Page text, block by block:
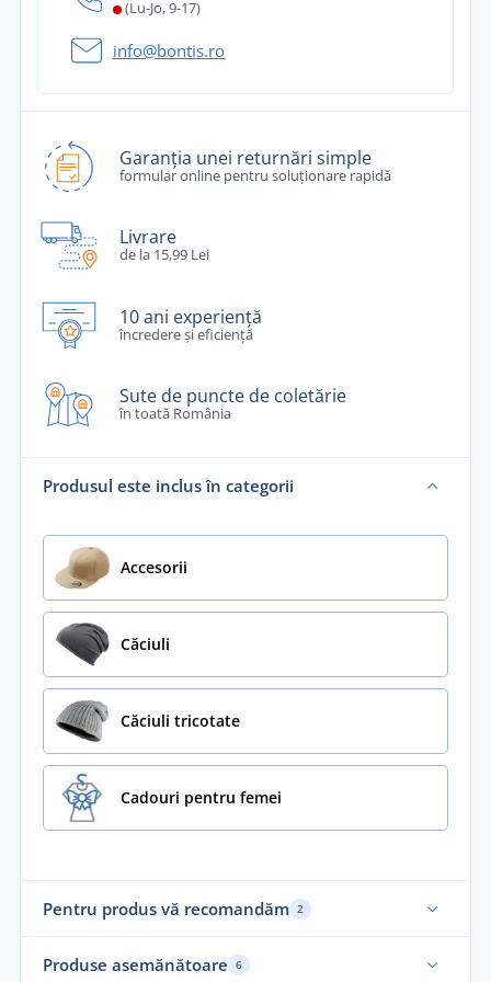
(Lu-Jo, 9-17)
info@bontis.ro
Garanția unei returnări simple
formular online pentru soluționare rapidă
Livrare
de la 15,99 Lei
10 ani experiență
încredere și eficiență
Sute de puncte de coletărie
în toată România
Produsul este inclus în categorii
Accesorii
Căciuli
Căciuli tricotate
Cadouri pentru femei
Pentru produs vă recomandăm 2
Produse asemănătoare 6